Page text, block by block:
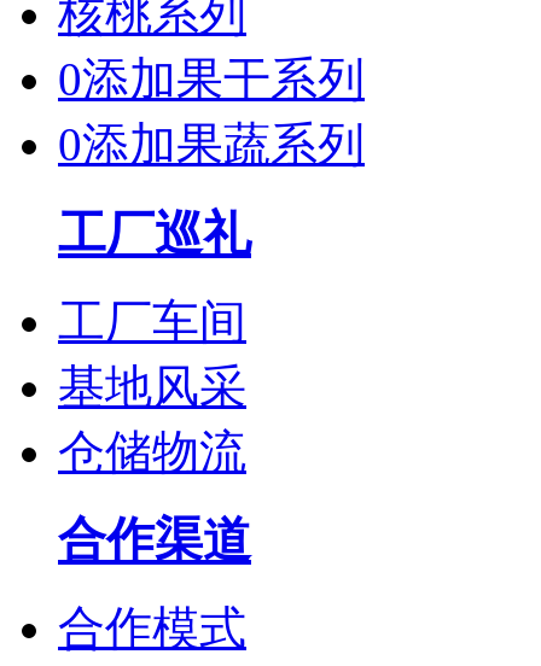
核桃系列
0添加果干系列
0添加果蔬系列
工厂巡礼
工厂车间
基地风采
仓储物流
合作渠道
合作模式